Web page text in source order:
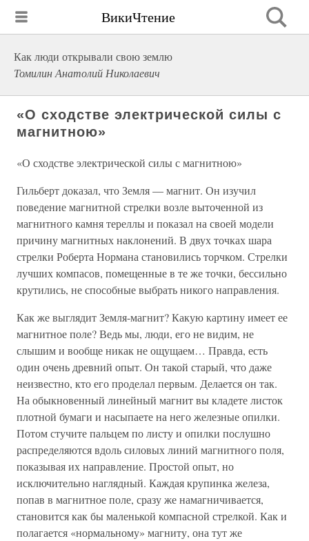
ВикиЧтение
Как люди открывали свою землю
Томилин Анатолий Николаевич
«О сходстве электрической силы с
магнитною»
«О сходстве электрической силы с магнитною»
Гильберт доказал, что Земля — магнит. Он изучил
поведение магнитной стрелки возле выточенной из
магнитного камня тереллы и показал на своей модели
причину магнитных наклонений. В двух точках шара
стрелки Роберта Нормана становились торчком. Стрелки
лучших компасов, помещенные в те же точки, бессильно
крутились, не способные выбрать никого направления.
Как же выглядит Земля-магнит? Какую картину имеет ее
магнитное поле? Ведь мы, люди, его не видим, не
слышим и вообще никак не ощущаем… Правда, есть
один очень древний опыт. Он такой старый, что даже
неизвестно, кто его проделал первым. Делается он так.
На обыкновенный линейный магнит вы кладете листок
плотной бумаги и насыпаете на него железные опилки.
Потом стучите пальцем по листу и опилки послушно
распределяются вдоль силовых линий магнитного поля,
показывая их направление. Простой опыт, но
исключительно наглядный. Каждая крупинка железа,
попав в магнитное поле, сразу же намагничивается,
становится как бы маленькой компасной стрелкой. Как и
полагается «нормальному» магниту, она тут же